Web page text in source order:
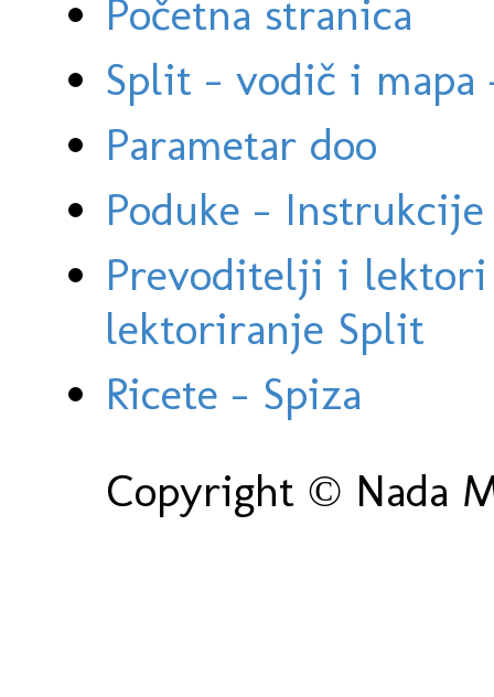
Početna stranica
Split - vodič i
Parametar doo
Poduke -
Prevoditelji i
lektoriranje Split
Ricete - Spiza
Copyright © Nada